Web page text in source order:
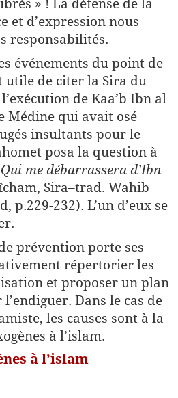
» ! La défense de la
et d’expression nous
responsabilités.
événements du point de
utile de citer la Sira du
de Kaa’b Ibn al
Médine qui avait osé
insultants pour le
posa la question à
me débarrassera d’Ibn
Sira–trad. Wahib
p.229-232). L’un d’eux se
prévention porte ses
répertorier les
et proposer un plan
Dans le cas de
les causes sont à la
à l’islam.
à l’islam